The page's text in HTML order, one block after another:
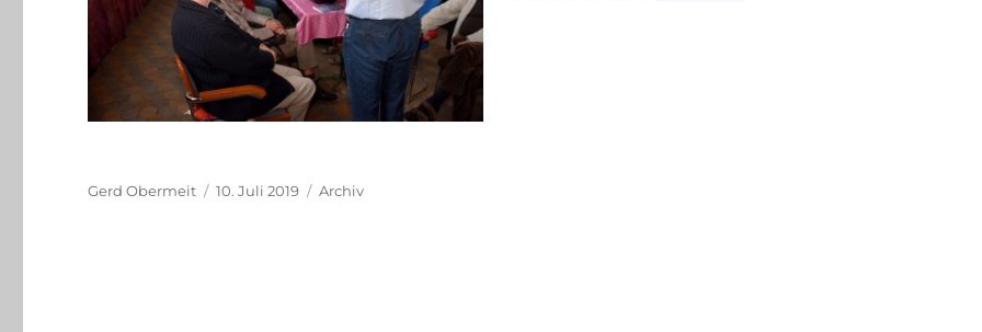
Autor
Gerd Obermeit
Veröffentlicht
10. Juli 2019 Kategorien
Archiv